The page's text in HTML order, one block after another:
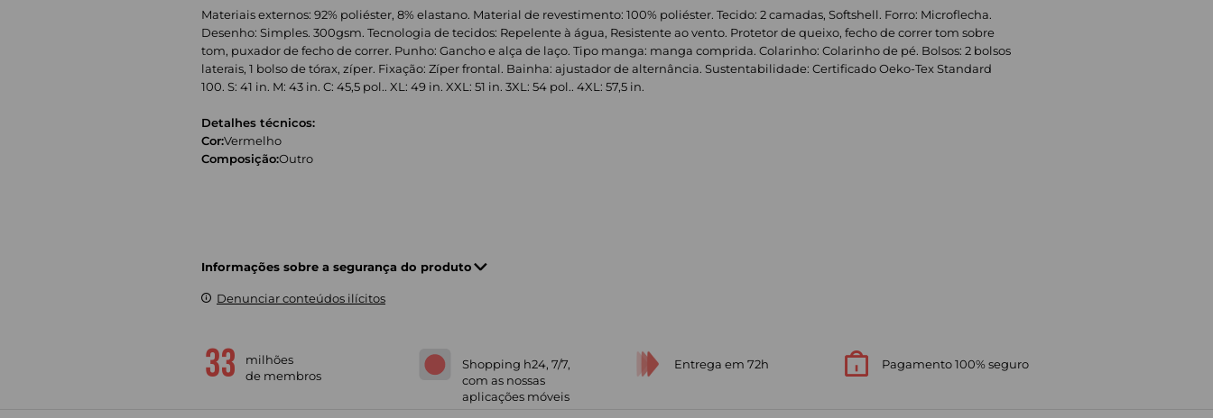
Materiais externos: 92% poliéster, 8% elastano. Material de revestimento: 100% poliéster. Tecido: 2 camadas, Softshell. Forro: Microflecha.
Desenho: Simples. 300gsm. Tecnologia de tecidos: Repelente à água, Resistente ao vento. Protetor de queixo, fecho de correr tom sobre
tom, puxador de fecho de correr. Punho: Gancho e alça de laço. Tipo manga: manga comprida. Colarinho: Colarinho de pé. Bolsos: 2 bolsos
laterais, 1 bolso de tórax, zíper. Fixação: Zíper frontal. Bainha: ajustador de alternância. Sustentabilidade: Certificado Oeko-Tex Standard
100. S: 41 in. M: 43 in. C: 45,5 pol.. XL: 49 in. XXL: 51 in. 3XL: 54 pol.. 4XL: 57,5 in.
Detalhes técnicos:
Cor:Vermelho
Composição:Outro
Informações sobre a segurança do produto
Denunciar conteúdos ilícitos
milhões
de membros
Shopping h24, 7/7,
com as nossas
aplicações móveis
Entrega em 72h Pagamento 100% seguro